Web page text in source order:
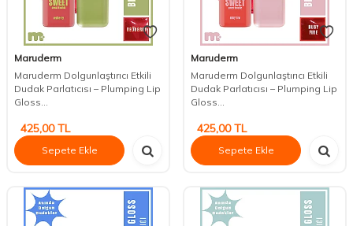
Maruderm
Maruderm Dolgunlaştırıcı Etkili
Dudak Parlatıcısı – Plumping Lip
Gloss...
425,00TL
Sepete Ekle
Maruderm
Maruderm Dolgunlaştırıcı Etkili
Dudak Parlatıcısı – Plumping Lip
Gloss...
425,00TL
Sepete Ekle